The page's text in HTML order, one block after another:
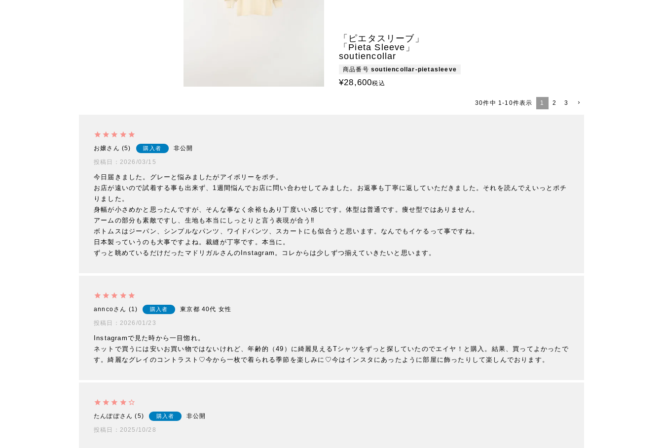
「ピエタスリーブ」
「Pieta Sleeve」
soutiencollar
商品番号 soutiencollar-pietasleeve
¥28,600税込
30件中 1-10件表示 1 2 3
お嬢 5 購入者
非公開
投稿日
2026/03/15
今日届きました。グレーと悩みましたがアイボリーをポチ。
お店が遠いので試着する事も出来ず、1週間悩んでお店に問い合わせしてみました。お返事も丁寧に返していただきました。それを読んでえいっとポチ
りました。
身幅が小さめかと思ったんですが、そんな事なく余裕もあり丁度いい感じです。体型は普通です。痩せ型ではありません。
アームの部分も素敵ですし、生地も本当にしっとりと言う表現が合う‼️
ボトムスはジーパン、シンプルなパンツ、ワイドパンツ、スカートにも似合うと思います。なんでもイケるって事ですね。
日本製っていうのも大事ですよね。裁縫が丁寧です。本当に。
annco 1 購入者 東京都 40代 女性
投稿日
2026/01/23
Instagramで見た時から一目惚れ。
ネットで買うには安いお買い物ではないけれど、年齢的（49）に綺麗見えるTシャツをずっと探していたのでエイヤ！と購入。結果、買ってよかったで
す。綺麗なグレイのコントラスト♡今から一枚で着られる季節を楽しみに♡今はインスタにあったように部屋に飾ったりして楽しんでおります。
たんぽぽ 5 購入者
非公開
投稿日
2025/10/28